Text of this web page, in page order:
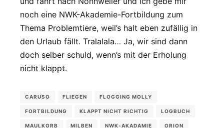
noch eine NWK-Akademie-Fortbildung zum
Thema Problemtiere, weil’s halt eben zufällig in
den Urlaub fällt. Tralalala… Ja, wir sind dann
doch selber schuld, wenn’s mit der Erholung
nicht klappt.
CARUSO FLIEGEN FLOGGING MOLLY
FORTBILDUNG KLAPPT NICHT RICHTIG LOGBUCH
MAULKORB MILBEN NWK-AKADAMIE ORION